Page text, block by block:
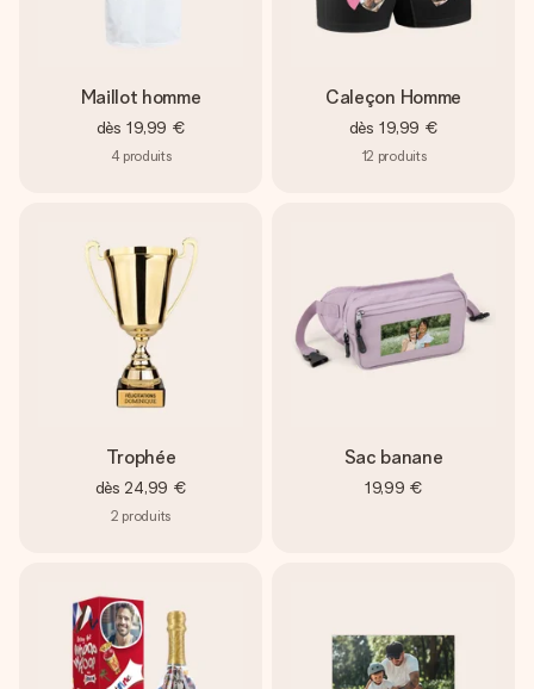
Maillot homme
dès 19,99 €
4 produits
Caleçon Homme
dès 19,99 €
12 produits
Trophée
dès 24,99 €
2 produits
Sac banane
19,99 €